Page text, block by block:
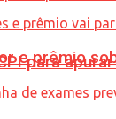
para
e prêmio